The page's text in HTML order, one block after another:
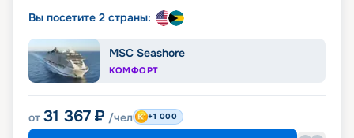
Вы посетите 2 страны:
MSC Seashore
КОМФОРТ
от 31 367 ₽ /чел +1 000